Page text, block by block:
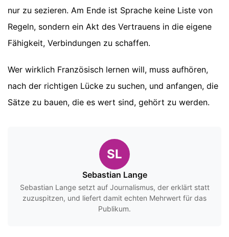
nur zu sezieren. Am Ende ist Sprache keine Liste von
Regeln, sondern ein Akt des Vertrauens in die eigene
Fähigkeit, Verbindungen zu schaffen.
Wer wirklich Französisch lernen will, muss aufhören,
nach der richtigen Lücke zu suchen, und anfangen, die
Sätze zu bauen, die es wert sind, gehört zu werden.
SL
Sebastian Lange
Sebastian Lange setzt auf Journalismus, der erklärt statt
zuzuspitzen, und liefert damit echten Mehrwert für das
Publikum.